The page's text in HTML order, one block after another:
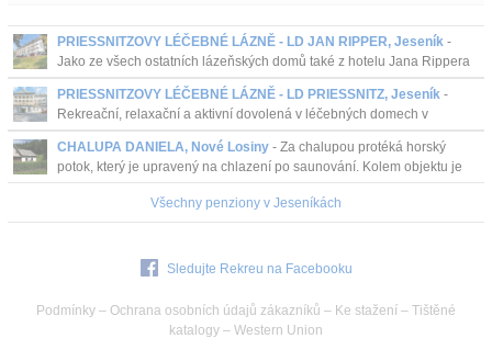
PRIESSNITZOVY LÉČEBNÉ LÁZNĚ - LD JAN RIPPER, Jeseník -
Jako ze všech ostatních lázeňských domů také z hotelu Jana Rippera
se hostům naskýtá překrásný výhled na hřebeny Hrubého Jeseníku s
dom...
PRIESSNITZOVY LÉČEBNÉ LÁZNĚ - LD PRIESSNITZ, Jeseník -
Rekreační, relaxační a aktivní dovolená v léčebných domech v
Priessnitzových lázních v Jeseníku.
CHALUPA DANIELA, Nové Losiny - Za chalupou protéká horský
potok, který je upravený na chlazení po saunování. Kolem objektu je
upravený travnatý prostor. Je zde možné ...
Všechny penziony v Jeseníkách
Sledujte Rekreu na Facebooku
Podmínky – Ochrana osobních údajů zákazníků – Ke stažení – Tištěné
katalogy – Western Union